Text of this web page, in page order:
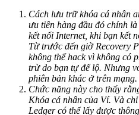
Cách lưu trữ khóa cá nhân
ưu tiên hàng đầu đó chính
kết nối Internet, khi bạn kết
Từ trước đến giờ Recovery
không thể hack vì không có
trừ do bạn tự để lộ. Nhưng
phiên bản khác ở trên mạng.
Chức năng này cho thấy
Khóa cá nhân của Ví. Và
Ledger có thể lấy được